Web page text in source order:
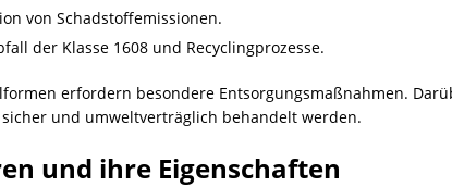
von Schadstoffemissionen.
der Klasse 1608 und Recyclingprozesse.
erfordern besondere Entsorgungsmaßnahmen.
und umweltverträglich behandelt werden.
und ihre Eigenschaften